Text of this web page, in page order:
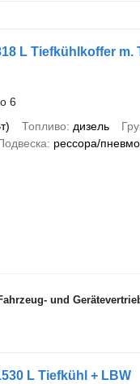
L Tiefkühlkoffer m.
6
Топливо дизель
рессора/пневмо
und
L Tiefkühl + LBW